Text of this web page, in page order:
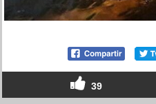
39